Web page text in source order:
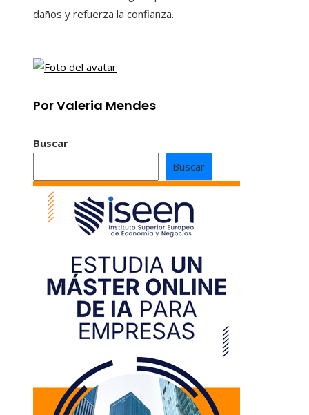
daños y refuerza la confianza.
Por Valeria Mendes
Buscar
Buscar